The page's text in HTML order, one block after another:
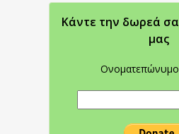
Κάντε την δωρεά
μας